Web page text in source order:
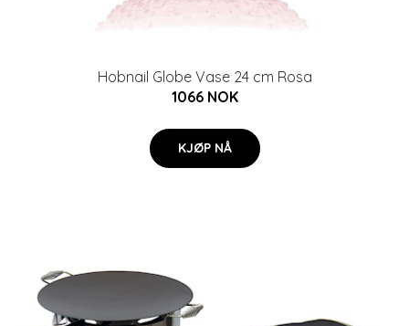
Hobnail Globe Vase 24 cm Rosa
1066 NOK
KJØP NÅ